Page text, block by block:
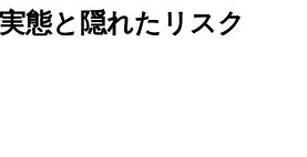
態と隠れたリスク